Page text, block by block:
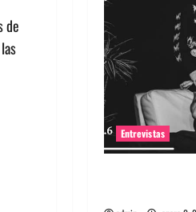
de
Entrevistas